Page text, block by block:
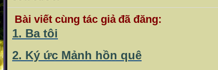
Bài viết cùng tác giả đã đăng:
1. Ba tôi
2. Ký ức Mảnh hồn quê